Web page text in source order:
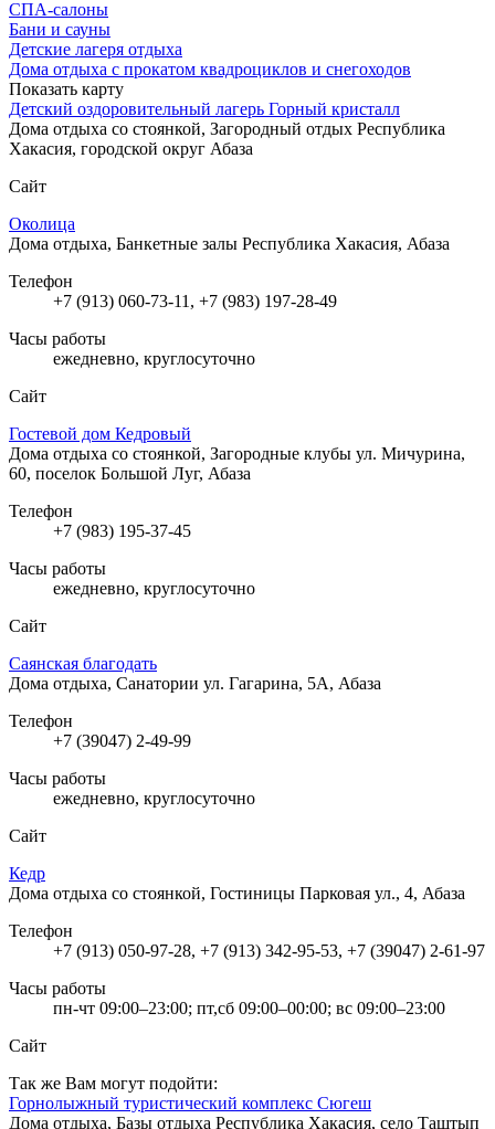
СПА-салоны
Бани и сауны
Детские лагеря отдыха
Дома отдыха с прокатом квадроциклов и снегоходов
Показать карту
Детский оздоровительный лагерь Горный кристалл
Дома отдыха со стоянкой, Загородный отдых Республика
Хакасия, городской округ Абаза
Сайт
Околица
Дома отдыха, Банкетные залы Республика Хакасия, Абаза
Телефон
+7 (913) 060-73-11, +7 (983) 197-28-49
Часы работы
ежедневно, круглосуточно
Сайт
Гостевой дом Кедровый
Дома отдыха со стоянкой, Загородные клубы ул. Мичурина,
60, поселок Большой Луг, Абаза
Телефон
+7 (983) 195-37-45
Часы работы
ежедневно, круглосуточно
Сайт
Саянская благодать
Дома отдыха, Санатории ул. Гагарина, 5А, Абаза
Телефон
+7 (39047) 2-49-99
Часы работы
ежедневно, круглосуточно
Сайт
Кедр
Дома отдыха со стоянкой, Гостиницы Парковая ул., 4, Абаза
Телефон
+7 (913) 050-97-28, +7 (913) 342-95-53, +7 (39047) 2-61-97
Часы работы
пн-чт 09:00–23:00; пт,сб 09:00–00:00; вс 09:00–23:00
Сайт
Так же Вам могут подойти:
Горнолыжный туристический комплекс Сюгеш
Дома отдыха, Базы отдыха Республика Хакасия, село Таштып